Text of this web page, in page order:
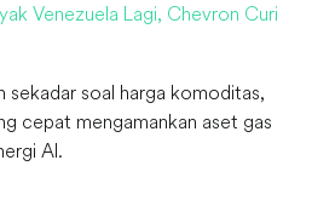
Venezuela Lagi, Chevron Curi
sekadar soal harga komoditas,
cepat mengamankan aset gas
AI.